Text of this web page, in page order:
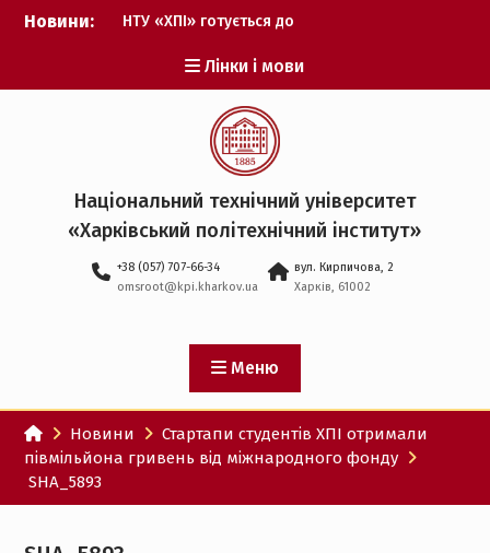
Перейти
Новини:
НТУ «ХПІ» готується до
Музичні таланти ХПІ
запрошуються на
Всеукраїнський
фестиваль «Червона
рута – 2027»
ХПІ уклав угоду про
партнерство з ДержНДІ
технологій кібербезпеки
Головнокомандувачем
Збройних Сил України
участю ХПІ обговорили
перспективи українсько-
іспанського
технологічного
партнерства
Лінки і мови
Національний технічний університет
«Харківський політехнічний iнститут»
+38 (057) 707-66-34
omsroot@kpi.kharkov.ua
вул. Кирпичова, 2
Харків, 61002
Меню
Новини
Стартапи студентів ХПІ отримали
півмільйона гривень від міжнародного фонду
SHA_5893